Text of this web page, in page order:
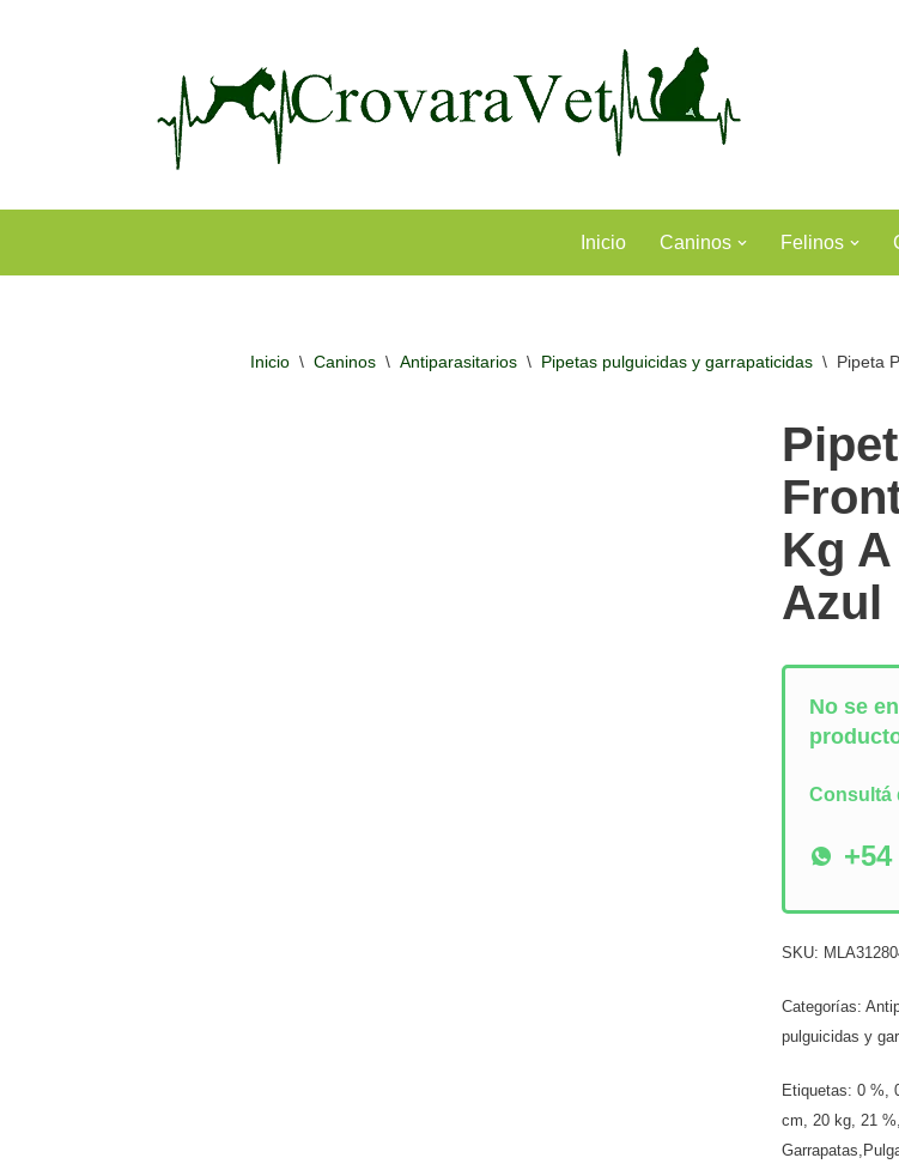
Inicio Caninos Felinos
Inicio \ Caninos \ Antiparasitarios \ Pipetas pulguicidas y garrapaticidas \ Pipeta
Kg
Azul
No se
Consultá
SKU:
Categorías:
pulguicidas y
Etiquetas:0 %,
cm,20 kg,21 %